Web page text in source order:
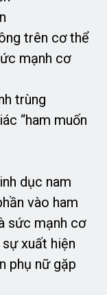
trên cơ thể
mạnh cơ
trùng
“ham muốn
dục nam
vào ham
sức mạnh cơ
sự xuất hiện
phụ nữ gặp